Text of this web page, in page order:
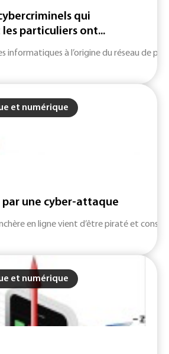
qui
particuliers ont...
informatiques à l’origine du réseau de
et numérique
par une cyber-attaque
en ligne vient d’être piraté et
et numérique